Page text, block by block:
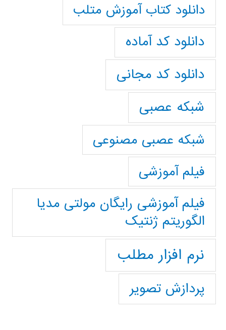
دانلود کتاب آموزش متلب
دانلود کد آماده
دانلود کد مجانی
شبکه عصبی
شبکه عصبی مصنوعی
فیلم آموزشی
فیلم آموزشی رایگان مولتی مدیا
الگوریتم ژنتیک
نرم افزار مطلب
پردازش تصویر